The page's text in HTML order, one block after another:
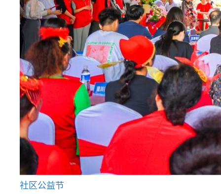
社区公益节